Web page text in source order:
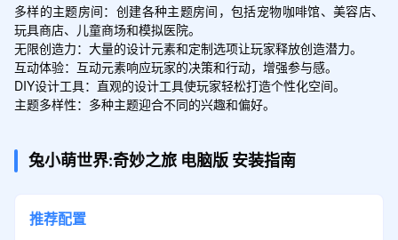
多样的主题房间：创建各种主题房间，包括宠物咖啡馆、美容店、
玩具商店、儿童商场和模拟医院。
无限创造力：大量的设计元素和定制选项让玩家释放创造潜力。
互动体验：互动元素响应玩家的决策和行动，增强参与感。
DIY设计工具：直观的设计工具使玩家轻松打造个性化空间。
主题多样性：多种主题迎合不同的兴趣和偏好。
兔小萌世界:奇妙之旅 电脑版 安装指南
推荐配置